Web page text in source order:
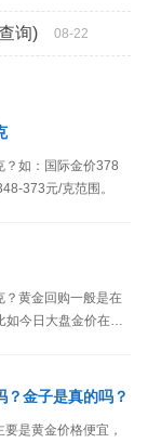
询) 08-22
？如：国际金价378
373元/克范围。
？黄金回购一般是在
如今日大盘金价在每
？金子是真的吗？
是黄金价格便宜，